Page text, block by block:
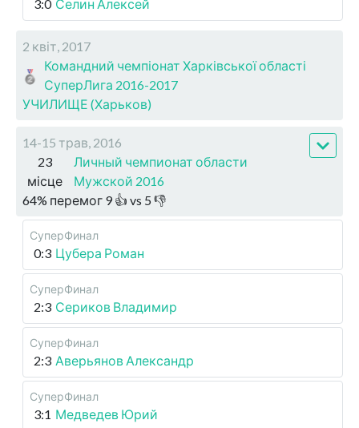
3:0 Селин Алексей
2 квіт, 2017
Командний чемпіонат Харківської області
СуперЛига 2016-2017
УЧИЛИЩЕ (Харьков)
14-15 трав, 2016
23
місце
Личный чемпионат области
Мужской 2016
64% перемог 9👍 vs 5 👎
СуперФинал
0:3 Цубера Роман
СуперФинал
2:3 Сериков Владимир
СуперФинал
2:3 Аверьянов Александр
СуперФинал
3:1 Медведев Юрий